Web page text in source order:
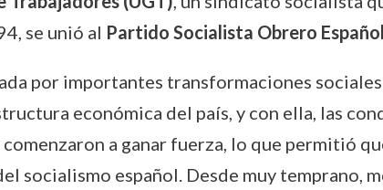
se unió al Partido Socialista Obrero
por importantes transformaciones
económica del país, y con ella, las
a ganar fuerza, lo que permitió
socialismo español. Desde muy temprano,